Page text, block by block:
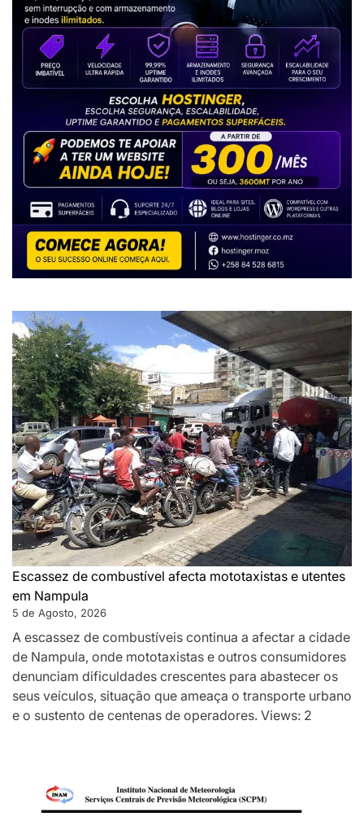
Escassez de combustível afecta mototaxistas e utentes
em Nampula
5 de Agosto, 2026
A escassez de combustíveis continua a afectar a cidade
de Nampula, onde mototaxistas e outros consumidores
denunciam dificuldades crescentes para abastecer os
seus veículos, situação que ameaça o transporte urbano
e o sustento de centenas de operadores. Views: 2